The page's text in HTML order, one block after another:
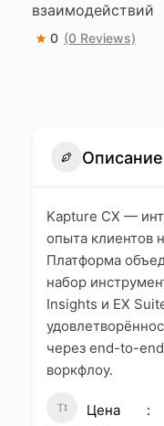
взаимодействий
0 (0 Reviews)
Описание
Kapture CX —
опыта клиентов
Платформа
набор
Insights и EX
через end-to-
воркфлоу.
Цена